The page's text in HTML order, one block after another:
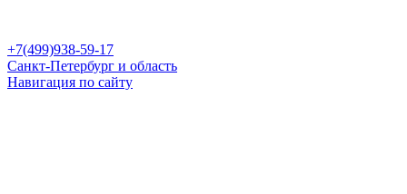
+7(499)938-59-17
Санкт-Петербург и область
Навигация по сайту